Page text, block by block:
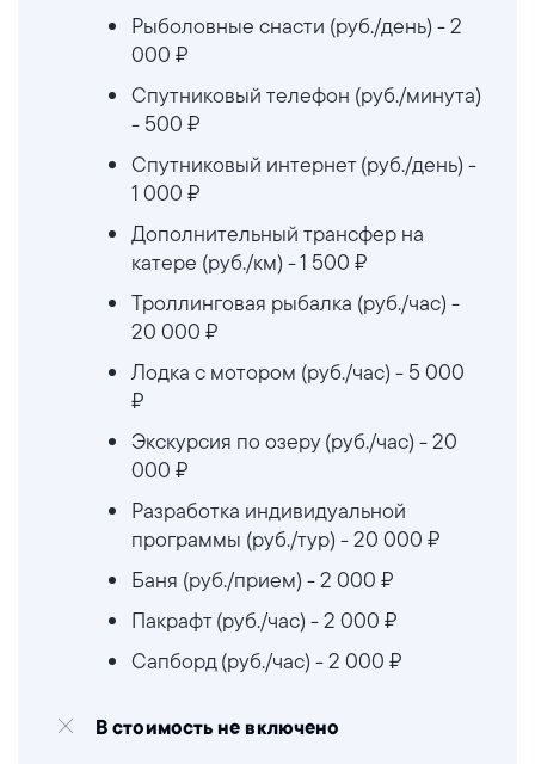
Рыболовные снасти (руб./день) - 2
000 ₽
Спутниковый телефон (руб./минута)
- 500 ₽
Спутниковый интернет (руб./день) -
1 000 ₽
Дополнительный трансфер на
катере (руб./км) - 1 500 ₽
Троллинговая рыбалка (руб./час) -
20 000 ₽
Лодка с мотором (руб./час) - 5 000
₽
Экскурсия по озеру (руб./час) - 20
000 ₽
Разработка индивидуальной
программы (руб./тур) - 20 000 ₽
Баня (руб./прием) - 2 000 ₽
Пакрафт (руб./час) - 2 000 ₽
Сапборд (руб./час) - 2 000 ₽
В стоимость не включено